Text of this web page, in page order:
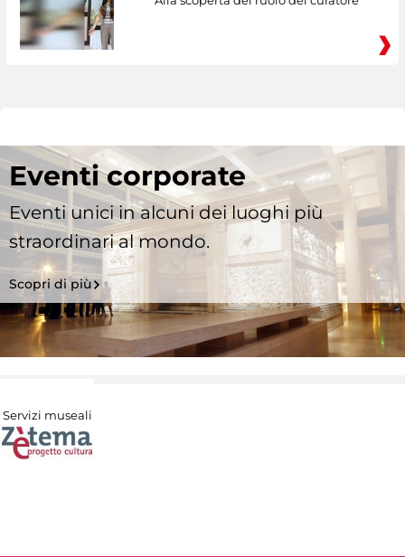
Eventi corporate
Eventi unici in alcuni dei luoghi più
straordinari al mondo.
Scopri di più
Servizi museali